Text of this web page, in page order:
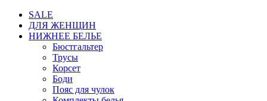
SALE
ДЛЯ ЖЕНЩИН
НИЖНЕЕ БЕЛЬЕ
Бюстгальтер
Трусы
Корсет
Боди
Пояс для чулок